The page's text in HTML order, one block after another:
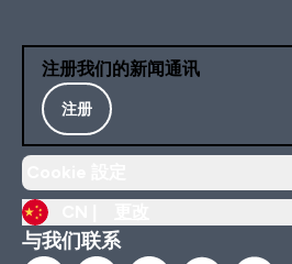
注册我们的新闻通讯
注册
与我们联系